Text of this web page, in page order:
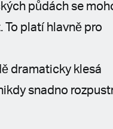
půdách se
To platí hlavně pro
dramaticky klesá
snadno